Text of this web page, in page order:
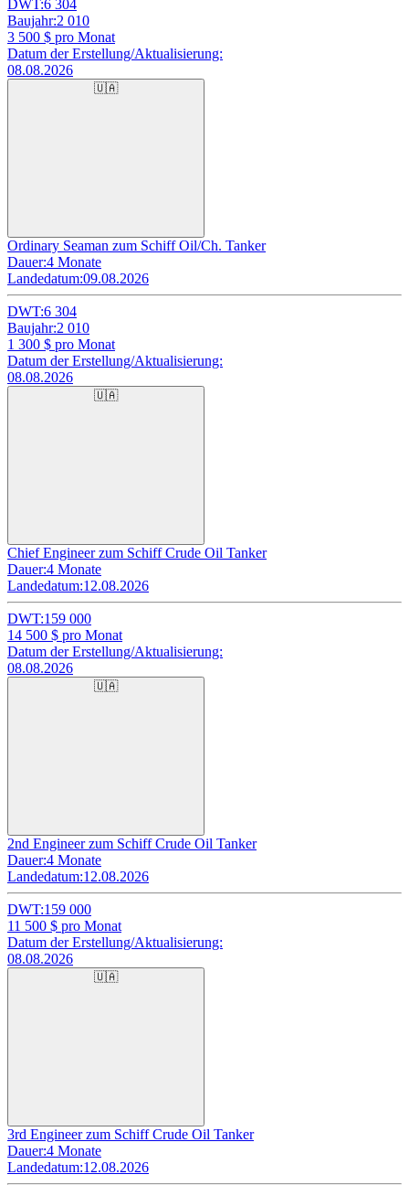
DWT:6 304
Baujahr:2 010
3 500 $ pro Monat
Datum der Erstellung/Aktualisierung:
08.08.2026
🇺🇦
Ordinary Seaman zum Schiff Oil/Ch. Tanker
Dauer:4 Monate
Landedatum:09.08.2026
DWT:6 304
Baujahr:2 010
1 300 $ pro Monat
Datum der Erstellung/Aktualisierung:
08.08.2026
🇺🇦
Chief Engineer zum Schiff Crude Oil Tanker
Dauer:4 Monate
Landedatum:12.08.2026
DWT:159 000
14 500 $ pro Monat
Datum der Erstellung/Aktualisierung:
08.08.2026
🇺🇦
2nd Engineer zum Schiff Crude Oil Tanker
Dauer:4 Monate
Landedatum:12.08.2026
DWT:159 000
11 500 $ pro Monat
Datum der Erstellung/Aktualisierung:
08.08.2026
🇺🇦
3rd Engineer zum Schiff Crude Oil Tanker
Dauer:4 Monate
Landedatum:12.08.2026